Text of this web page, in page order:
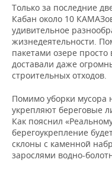
Только за последние
Кабан около 10
удивительное
жизнедеятельности.
пакетами озере
доставали даже
строительных отходов.
Помимо уборки мусора
укрепляют береговые
Как пояснил
берегоукрепление
склоны с каменной
зарослями водно-